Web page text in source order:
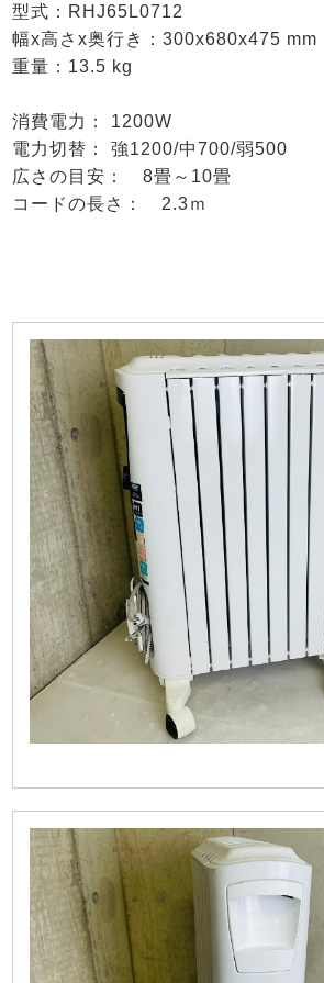
型式：RHJ65L0712
幅x高さx奥行き：300x680x475 mm
重量：13.5 kg
消費電力： 1200W
電力切替： 強1200/中700/弱500
広さの目安： 8畳～10畳
コードの長さ： 2.3ｍ